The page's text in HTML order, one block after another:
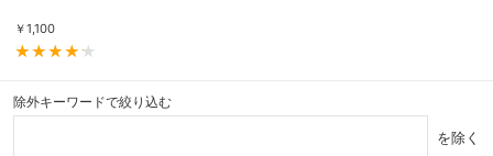
￥1,100
除外キーワードで絞り込む
を除く